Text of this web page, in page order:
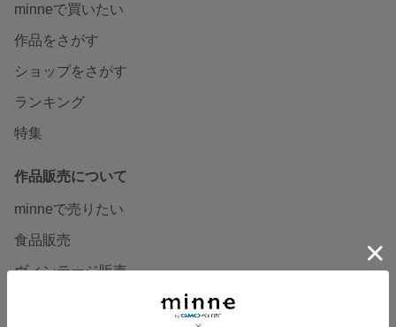
minneで買いたい
作品をさがす
ショップをさがす
ランキング
特集
作品販売について
minneで売りたい
食品販売
ヴィンテージ販売